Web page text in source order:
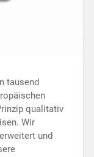
tausend
qualitativ
Wir
und